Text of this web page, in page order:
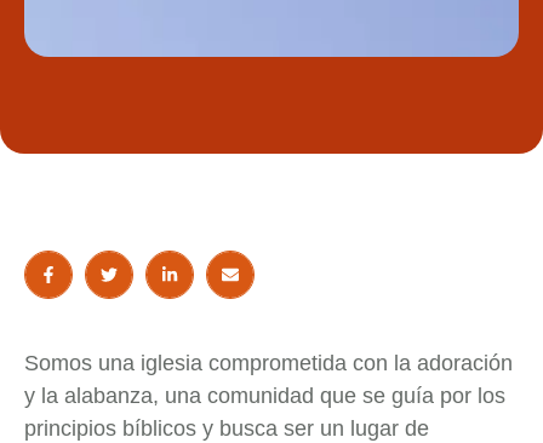
Somos una iglesia comprometida con la adoración
y la alabanza, una comunidad que se guía por los
principios bíblicos y busca ser un lugar de